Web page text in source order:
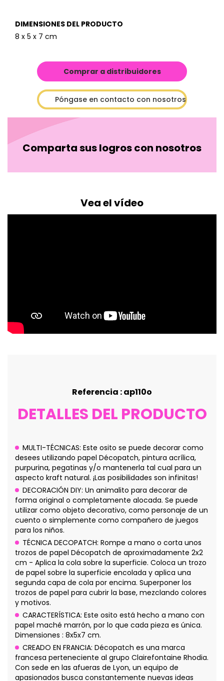
DIMENSIONES DEL PRODUCTO
8 x 5 x 7 cm
Comprar a distribuidores
Póngase en contacto con nosotros
Comparta sus logros con nosotros
Vea el vídeo
Referencia : ap110o
DETALLES DEL PRODUCTO
MULTI-TÉCNICAS: Este osito se puede decorar como
desees utilizando papel Décopatch, pintura acrílica,
purpurina, pegatinas y/o mantenerla tal cual para un
aspecto kraft natural. ¡Las posibilidades son infinitas!
DECORACIÓN DIY: Un animalito para decorar de
forma original o completamente alocada. Se puede
utilizar como objeto decorativo, como personaje de un
cuento o simplemente como compañero de juegos
para los niños.
TÉCNICA DECOPATCH: Rompe a mano o corta unos
trozos de papel Décopatch de aproximadamente 2x2
cm - Aplica la cola sobre la superficie. Coloca un trozo
de papel sobre la superficie encolada y aplica una
segunda capa de cola por encima. Superponer los
trozos de papel para cubrir la base, mezclando colores
y motivos.
CARACTERÍSTICA: Este osito está hecho a mano con
papel maché marrón, por lo que cada pieza es única.
Dimensiones : 8x5x7 cm.
CREADO EN FRANCIA: Décopatch es una marca
francesa perteneciente al grupo Clairefontaine Rhodia.
Con sede en las afueras de Lyon, un equipo de
apasionados busca constantemente nuevas ideas